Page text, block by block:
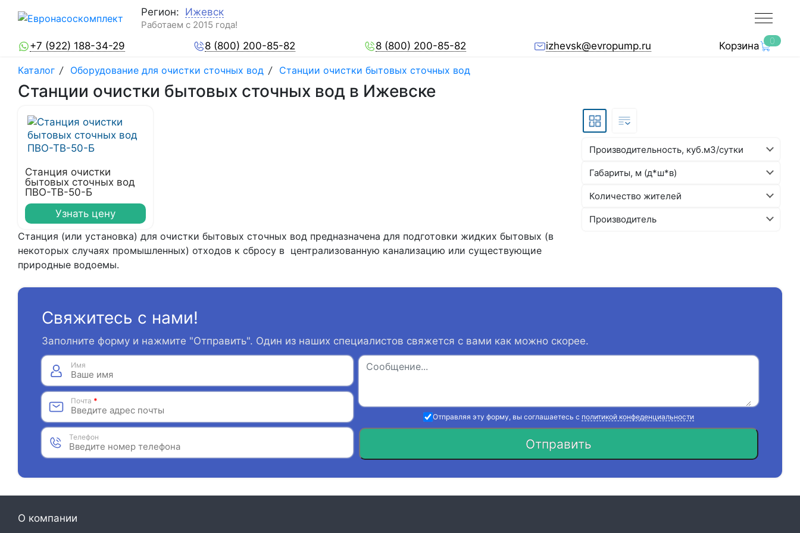
Регион: Ижевск
Работаем с 2015 года!
+7 (922) 188-34-29 8 (800) 200-85-82 8 (800) 200-85-82 izhevsk@evropump.ru Корзина 0
Каталог / Оборудование для очистки сточных вод / Станции очистки бытовых сточных вод
Станции очистки бытовых сточных вод в Ижевске
Станция очистки
бытовых сточных вод
ПВО-ТВ-50-Б
Узнать цену
Станция (или установка) для очистки бытовых сточных вод предназначена для подготовки жидких бытовых (в
некоторых случаях промышленных) отходов к сбросу в централизованную канализацию или существующие
природные водоемы.
Производительность, куб.м3/сутки
Габариты, м (д*ш*в)
Количество жителей
Производитель
Свяжитесь с нами!
Заполните форму и нажмите "Отправить". Один из наших специалистов свяжется с вами как можно скорее.
Имя
Почта *
Телефон
Отправляя эту форму, вы соглашаетесь с политикой конфеденциальности
Отправить
О компании